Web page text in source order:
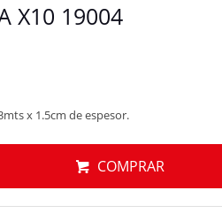
X10 19004
x 1.5cm de espesor.
COMPRAR